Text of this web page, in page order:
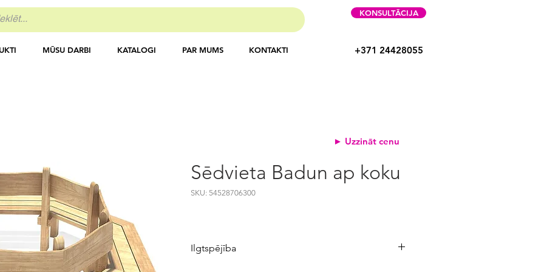
MŪSU DARBI KATALOGI PAR MUMS KONTAKTI
KONSULTĀCIJA
+371 24428055
Sēdvieta Badun ap koku
SKU: 54528706300
Ilgtspējība
► Uzzināt cenu